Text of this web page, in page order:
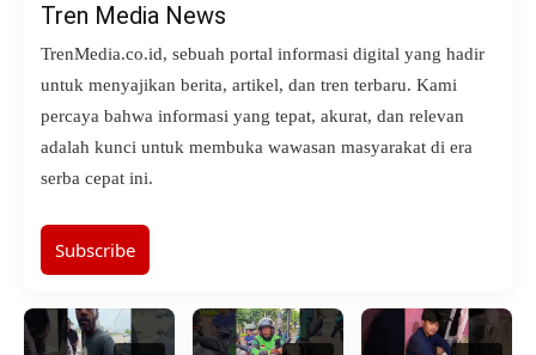
Tren Media News
TrenMedia.co.id, sebuah portal informasi digital yang hadir
untuk menyajikan berita, artikel, dan tren terbaru. Kami
percaya bahwa informasi yang tepat, akurat, dan relevan
adalah kunci untuk membuka wawasan masyarakat di era
serba cepat ini.
Subscribe